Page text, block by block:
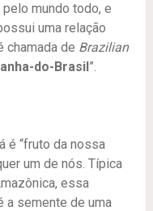
mundo todo, e
uma relação
chamada de Brazilian
do-Brasil”.
é “fruto da nossa
um de nós. Típica
essa
a semente de uma